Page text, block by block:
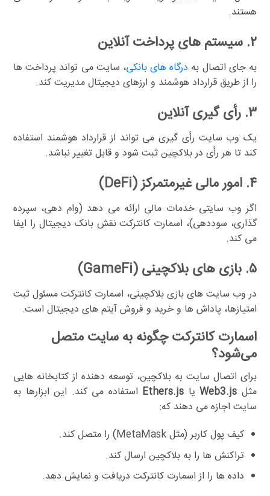
هستند.
۲. سیستم های پرداخت آنلاین
به جای اتصال به درگاه های بانکی، سایت می تواند پرداخت ها
را از طریق قرارداد هوشمند و ارزهای دیجیتال مدیریت کند.
۳. رأی گیری آنلاین
یک وب سایت رأی گیری می تواند از قرارداد هوشمند استفاده
کند تا هر رأی در بلاکچین ثبت شود و قابل تغییر نباشد.
۴. امور مالی غیرمتمرکز (DeFi)
اگر وب سایتی خدمات مالی ارائه می دهد (وام دهی، سپرده
گذاری، سوددهی)، اسمارت کانترکت نقش بانک دیجیتال را ایفا
می کند.
۵. بازی های بلاکچینی (GameFi)
در وب سایت های بازی بلاکچینی، اسمارت کانترکت مسئول ثبت
امتیازها، پاداش ها و خرید و فروش آیتم های دیجیتال است.
اسمارت کانترکت چگونه به سایت متصل
می‌شود؟
برای اتصال سایت به بلاکچین، توسعه دهنده از کتابخانه هایی
مثل Web3.jsیا Ethers.js استفاده می کند. این ابزارها به
سایت اجازه می دهند که:
کیف پول کاربر (مثل MetaMask) را متصل کند.
تراکنش ها را به بلاکچین ارسال کند.
داده ها را از اسمارت کانترکت دریافت و نمایش دهد.